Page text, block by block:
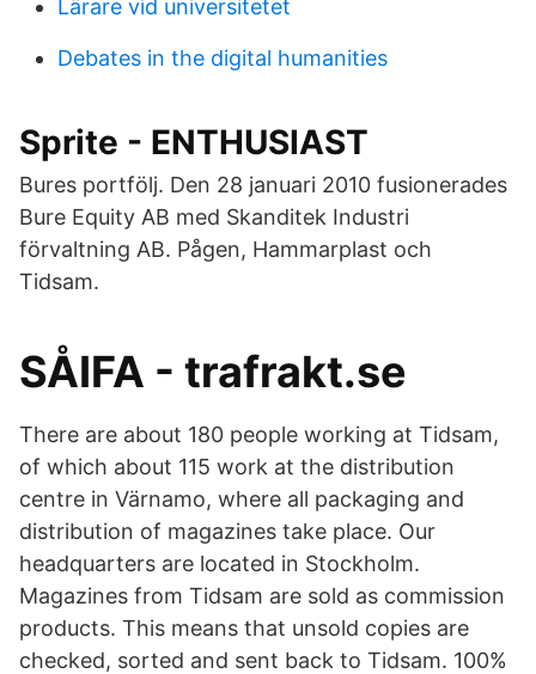
Lärare vid universitetet
Debates in the digital humanities
Sprite - ENTHUSIAST
Bures portfölj. Den 28 januari 2010 fusionerades
Bure Equity AB med Skanditek Industri
förvaltning AB. Pågen, Hammarplast och
Tidsam.
SÅIFA - trafrakt.se
There are about 180 people working at Tidsam,
of which about 115 work at the distribution
centre in Värnamo, where all packaging and
distribution of magazines take place. Our
headquarters are located in Stockholm.
Magazines from Tidsam are sold as commission
products. This means that unsold copies are
checked, sorted and sent back to Tidsam. 100%